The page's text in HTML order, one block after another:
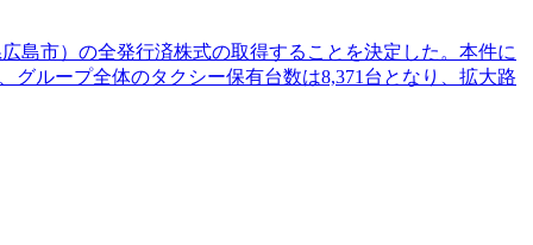
島市）の全発行済株式の取得することを決定した。本件に
ループ全体のタクシー保有台数は8,371台となり、拡大路